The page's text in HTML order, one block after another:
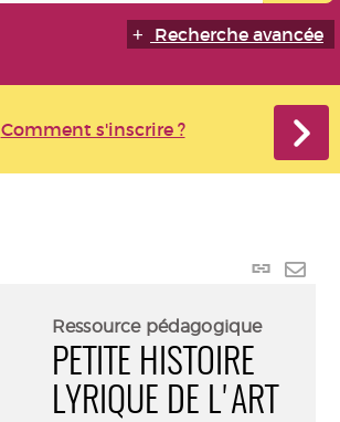
Recherche avancée
Comment s'inscrire ?
Lien
Ressource pédagogique
PETITE HISTOIRE
LYRIQUE DE L'ART